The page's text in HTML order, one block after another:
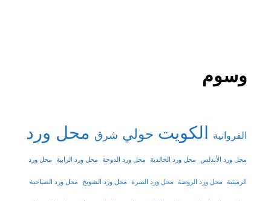
وسوم
الفروانية الكويت حولي شرق محل ورد
محل ورد الأندلس محل ورد الخالدية محل ورد الدوحة محل ورد الرابية محل ورد
الرميثية محل ورد الروضة محل ورد السرة محل ورد الشويخ محل ورد الصباحية